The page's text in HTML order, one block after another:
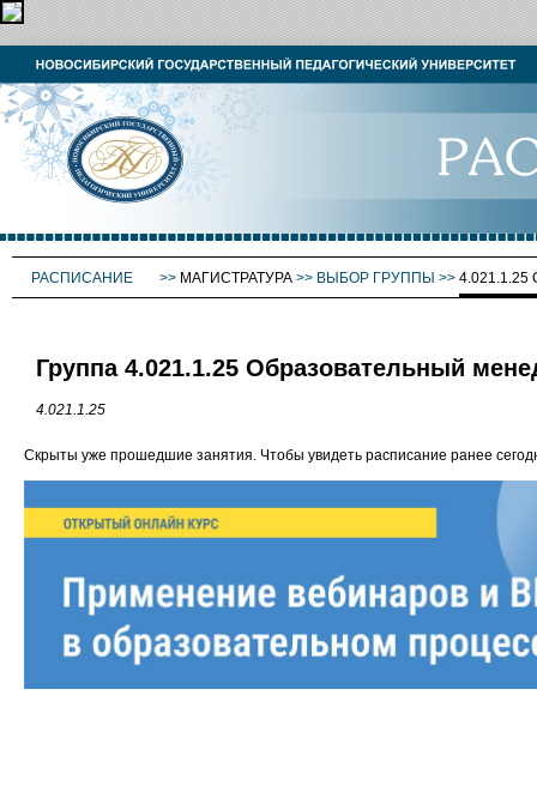
РАСПИСАНИЕ >> МАГИСТРАТУРА >> ВЫБОР ГРУППЫ >>
Группа 4.021.1.25 Образовательный
4.021.1.25
Скрыты уже прошедшие занятия. Чтобы увидеть расписание ранее